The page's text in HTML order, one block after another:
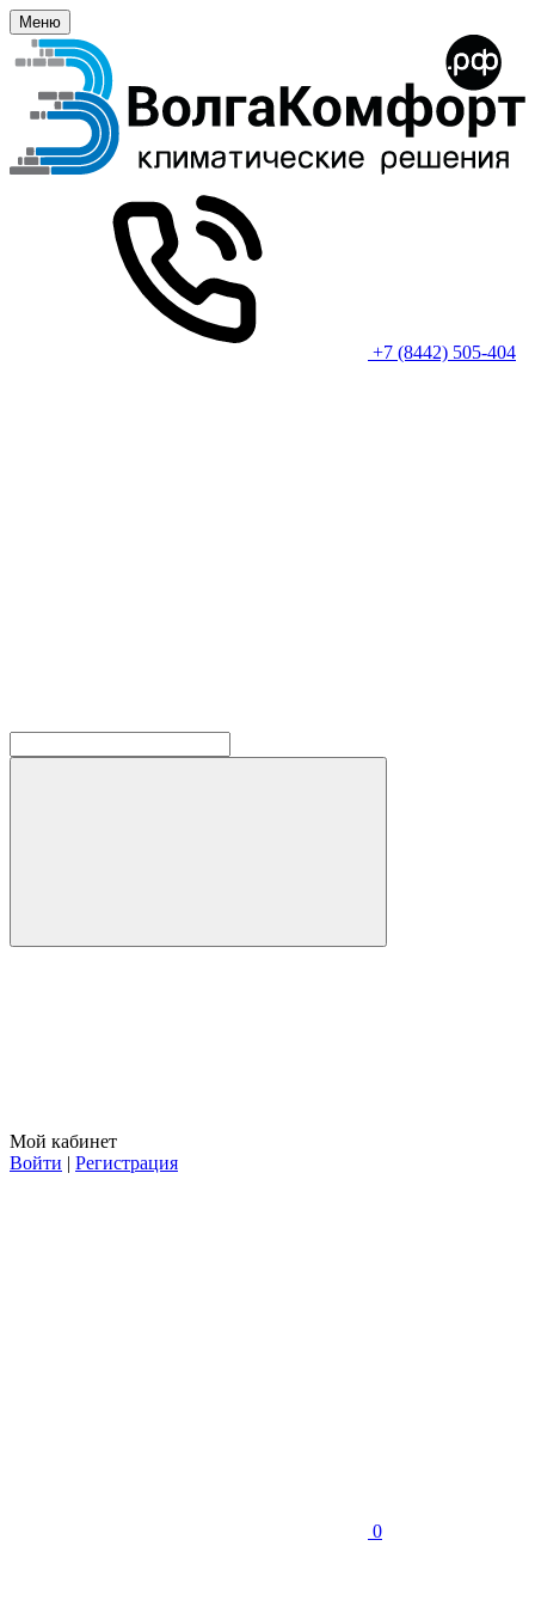
Меню
+7 (8442) 505-404
Мой кабинет
Войти | Регистрация
0